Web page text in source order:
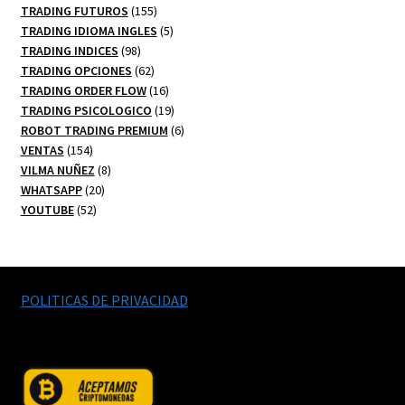
productos
TRADING FUTUROS 155155
productos
TRADING IDIOMA INGLES 55
TRADING INDICES 9898
productos
TRADING OPCIONES 6262
productos
TRADING ORDER FLOW 1616
productos
TRADING PSICOLOGICO 1919
productos
ROBOT TRADING PREMIUM 66
VENTAS 154154
productos
VILMA NUÑEZ 88
WHATSAPP 2020
YOUTUBE 5252
POLITICAS DE PRIVACIDAD